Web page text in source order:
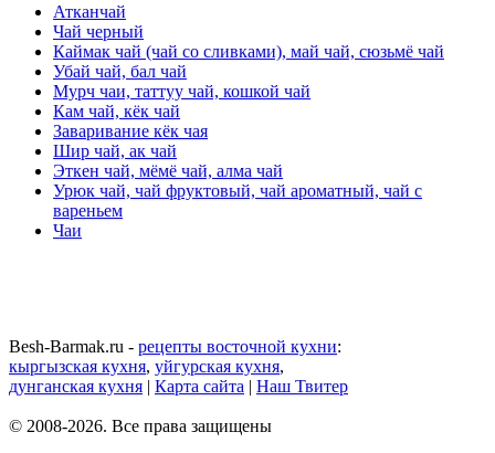
Атканчай
Чай черный
Каймак чай (чай со сливками), май чай, сюзьмё чай
Убай чай, бал чай
Мурч чаи, таттуу чай, кошкой чай
Кам чай, кёк чай
Заваривание кёк чая
Шир чай, ак чай
Эткен чай, мёмё чай, алма чай
Урюк чай, чай фруктовый, чай ароматный, чай с
вареньем
Чаи
Besh-Barmak.ru - рецепты восточной кухни:
кыргызская кухня, уйгурская кухня,
дунганская кухня | Карта сайта | Наш Твитер
© 2008-2026. Все права защищены